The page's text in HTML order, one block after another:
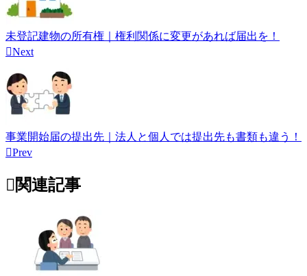
未登記建物の所有権｜権利関係に変更があれば届出を！
Next
事業開始届の提出先｜法人と個人では提出先も書類も違う！
Prev
 関連記事